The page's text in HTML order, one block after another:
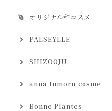
オリジナル和コスメ
PALSEYLLE
SHIZOOJU
anna tumoru cosme
Bonne Plantes